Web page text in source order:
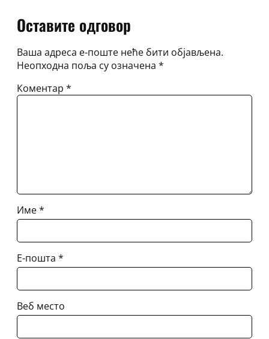
Оставите одговор
Ваша адреса е-поште неће бити објављена.
Неопходна поља су означена *
Коментар *
Име*
Е-пошта *
Веб место